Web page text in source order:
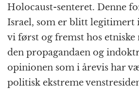
Holocaust-senteret. Denne
Israel, som er blitt legitimert
vi først og fremst hos
den propagandaen og
opinionen som i årevis har
politisk ekstreme